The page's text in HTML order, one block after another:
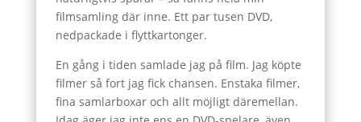
filmsamling där inne. Ett par tusen DVD,
nedpackade i flyttkartonger.
En gång i tiden samlade jag på film. Jag köpte
filmer så fort jag fick chansen. Enstaka filmer,
fina samlarboxar och allt möjligt däremellan.